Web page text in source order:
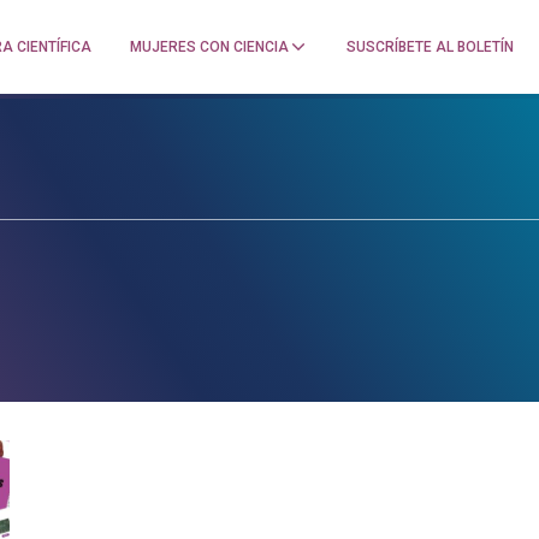
CIENTÍFICA MUJERES CON CIENCIA SUSCRÍBETE AL BOLETÍN